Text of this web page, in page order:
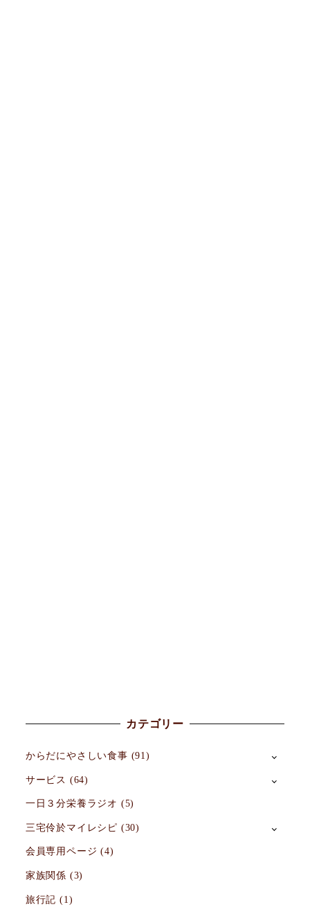
カテゴリー
からだにやさしい食事 (91)
サービス (64)
一日３分栄養ラジオ (5)
三宅伶於マイレシピ (30)
会員専用ページ (4)
家族関係 (3)
旅行記 (1)